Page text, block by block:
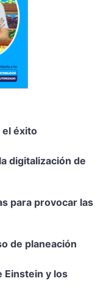
el éxito
digitalización de
para provocar las
de planeación
Einstein y los